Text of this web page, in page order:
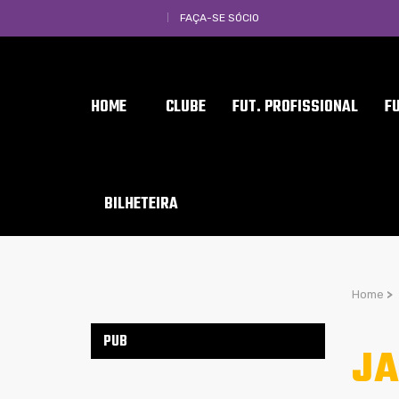
FAÇA-SE SÓCIO
HOME CLUBE FUT. PROFISSIONAL
BILHETEIRA
Home >
PUB